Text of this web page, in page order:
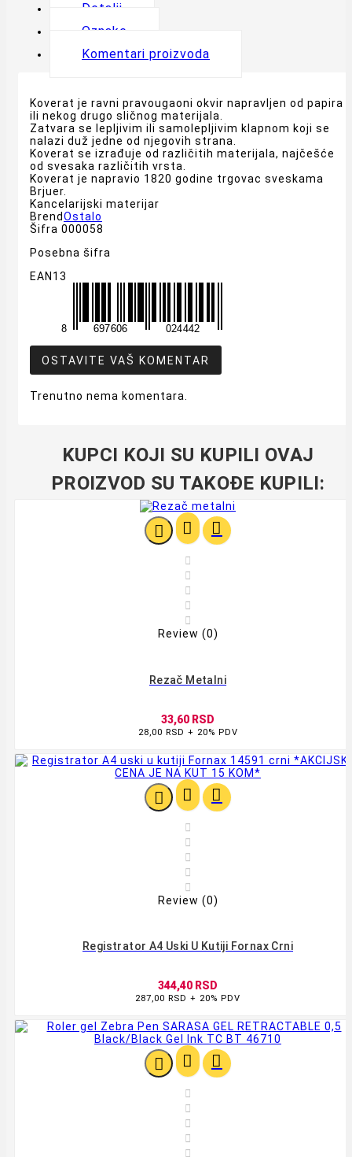
Detalji
Oznake
Komentari proizvoda
Koverat je ravni pravougaoni okvir napravljen od papira
ili nekog drugo sličnog materijala.
Zatvara se lepljivim ili samolepljivim klapnom koji se
nalazi duž jedne od njegovih strana.
Koverat se izrađuje od različitih materijala, najčešće
od svesaka različitih vrsta.
Koverat je napravio 1820 godine trgovac sveskama
Brjuer.
Kancelarijski materijar
BrendOstalo
Šifra 000058
Posebna šifra
EAN13
OSTAVITE VAŠ KOMENTAR
Trenutno nema komentara.
KUPCI KOJI SU KUPILI OVAJ
PROIZVOD SU TAKOĐE KUPILI:
  





Review (0)
Rezač Metalni
33,60 RSD
28,00 RSD + 20% PDV
  





Review (0)
Registrator A4 Uski U Kutiji Fornax Crni
344,40 RSD
287,00 RSD + 20% PDV
  




